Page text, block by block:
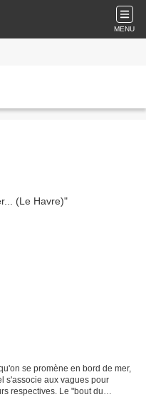
MENU
se promène en bord de mer,
s'associe aux vagues pour
respectives. Le "bout du